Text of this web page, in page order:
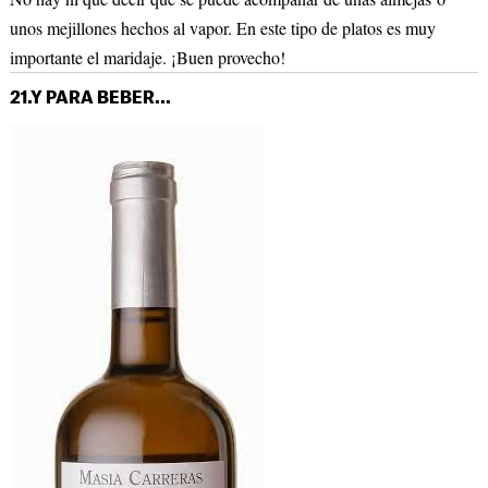
unos mejillones hechos al vapor. En este tipo de platos es muy
importante el maridaje. ¡Buen provecho!
21.Y PARA BEBER...